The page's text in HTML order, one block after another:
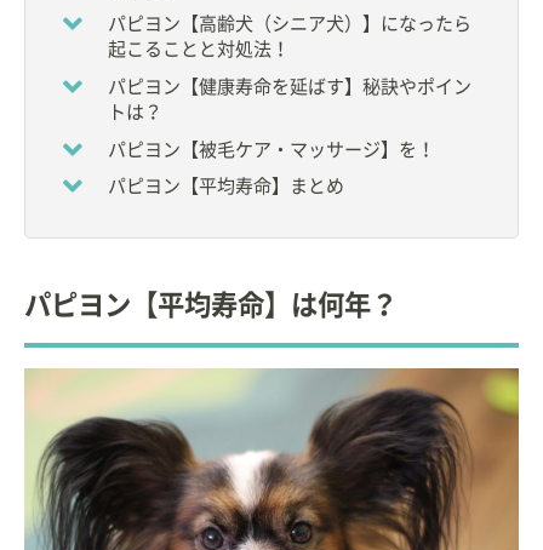
◆一般社団法人 日本獣医ホメオパシー学会
◆日本ペット中医学研究会
【著作物】
(比較統合医療学会 犬の臨床鍼灸学テキスト編集委員
会 編著)
【職業上でのペットとのかかわり】
縁あって家族になった動物達が飼い主さんと幸せに
生涯を全うできるようお手伝いしたく、日々精進中
です。
パピヨン【高齢犬（シニア犬）】になったら
起こることと対処法！
パピヨン【健康寿命を延ばす】秘訣やポイン
トは？
パピヨン【被毛ケア・マッサージ】を！
パピヨン【平均寿命】まとめ
パピヨン【平均寿命】は何年？